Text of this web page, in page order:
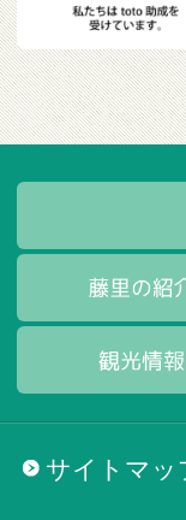
サイトマッ